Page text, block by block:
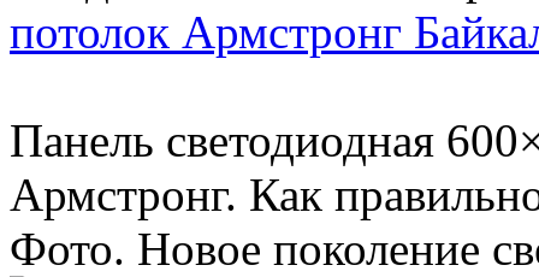
потолок Армстронг
Панель светодиодная
Армстронг. Как
Фото. Новое поколение